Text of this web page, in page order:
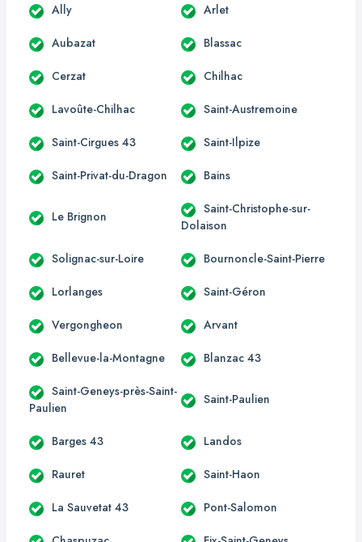
Ally Arlet
Aubazat Blassac
Cerzat Chilhac
Lavoûte-Chilhac Saint-Austremoine
Saint-Cirgues 43 Saint-Ilpize
Saint-Privat-du-Dragon Bains
Le Brignon
Saint-Christophe-sur-
Dolaison
Solignac-sur-Loire Bournoncle-Saint-Pierre
Lorlanges Saint-Géron
Vergongheon Arvant
Bellevue-la-Montagne Blanzac 43
Saint-Geneys-près-Saint-
Paulien
Saint-Paulien
Barges 43 Landos
Rauret Saint-Haon
La Sauvetat 43 Pont-Salomon